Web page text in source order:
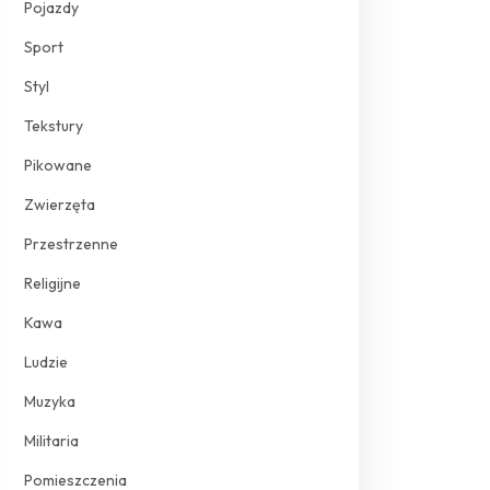
Pojazdy
Sport
Styl
Tekstury
Pikowane
Zwierzęta
Przestrzenne
Religijne
Kawa
Ludzie
Muzyka
Militaria
Pomieszczenia